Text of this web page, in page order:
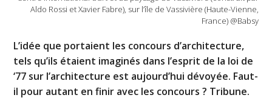
Aldo Rossi et Xavier Fabre), sur l’île de Vassivière (Haute-Vienne,
France) @Babsy
L’idée que portaient les concours d’architecture,
tels qu’ils étaient imaginés dans l’esprit de la loi de
‘77 sur l’architecture est aujourd’hui dévoyée. Faut-
il pour autant en finir avec les concours ? Tribune.